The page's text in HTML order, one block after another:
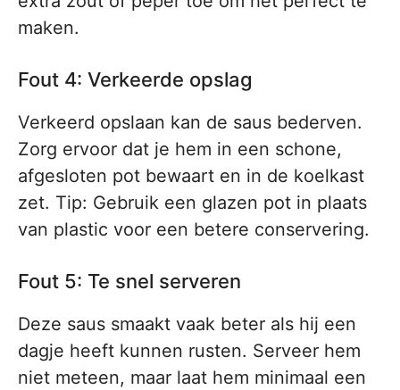
maken.
Fout 4: Verkeerde opslag
Verkeerd opslaan kan de saus bederven.
Zorg ervoor dat je hem in een schone,
afgesloten pot bewaart en in de koelkast
zet. Tip: Gebruik een glazen pot in plaats
van plastic voor een betere conservering.
Fout 5: Te snel serveren
Deze saus smaakt vaak beter als hij een
dagje heeft kunnen rusten. Serveer hem
niet meteen, maar laat hem minimaal een